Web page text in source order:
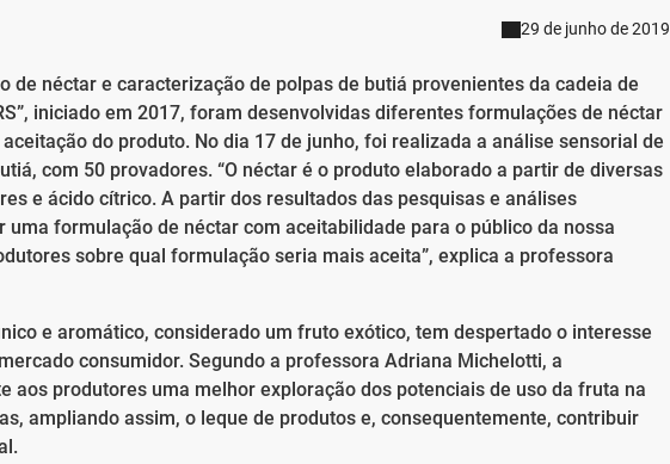
29 de junho de 2019
de néctar e caracterização de polpas de butiá provenientes da cadeia de
iniciado em 2017, foram desenvolvidas diferentes formulações de néctar
do produto. No dia 17 de junho, foi realizada a análise sensorial de
com 50 provadores. “O néctar é o produto elaborado a partir de diversas
e ácido cítrico. A partir dos resultados das pesquisas e análises
formulação de néctar com aceitabilidade para o público da nossa
sobre qual formulação seria mais aceita”, explica a professora
e aromático, considerado um fruto exótico, tem despertado o interesse
consumidor. Segundo a professora Adriana Michelotti, a
aos produtores uma melhor exploração dos potenciais de uso da fruta na
ampliando assim, o leque de produtos e, consequentemente, contribuir